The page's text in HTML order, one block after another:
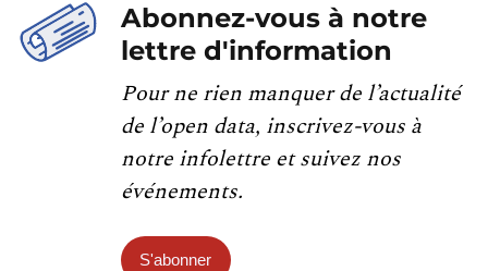
Abonnez-vous à notre
lettre d'information
Pour ne rien manquer de l’actualité
de l’open data, inscrivez-vous à
notre infolettre et suivez nos
événements.
S'abonner